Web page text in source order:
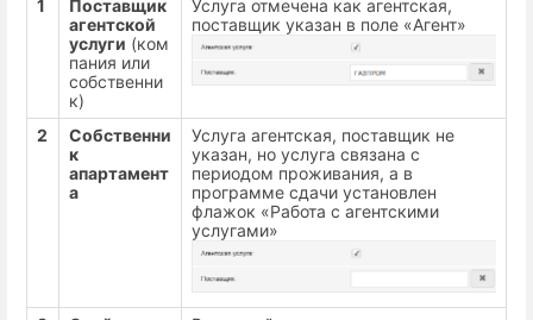
1
Поставщик
агентской
услуги (ком
пания или
собственни
к)
Услуга отмечена как агентская,
поставщик указан в поле «Агент»
2
Собственни
к
апартамент
а
Услуга агентская, поставщик не
указан, но услуга связана с
периодом проживания, а в
программе сдачи установлен
флажок «Работа с агентскими
услугами»